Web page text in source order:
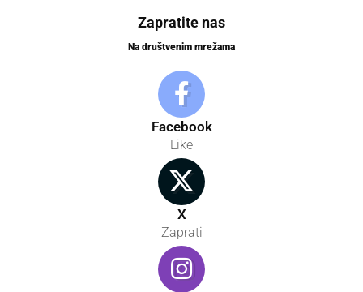
Zapratite nas
Na društvenim mrežama
Facebook
Like
X
Zaprati